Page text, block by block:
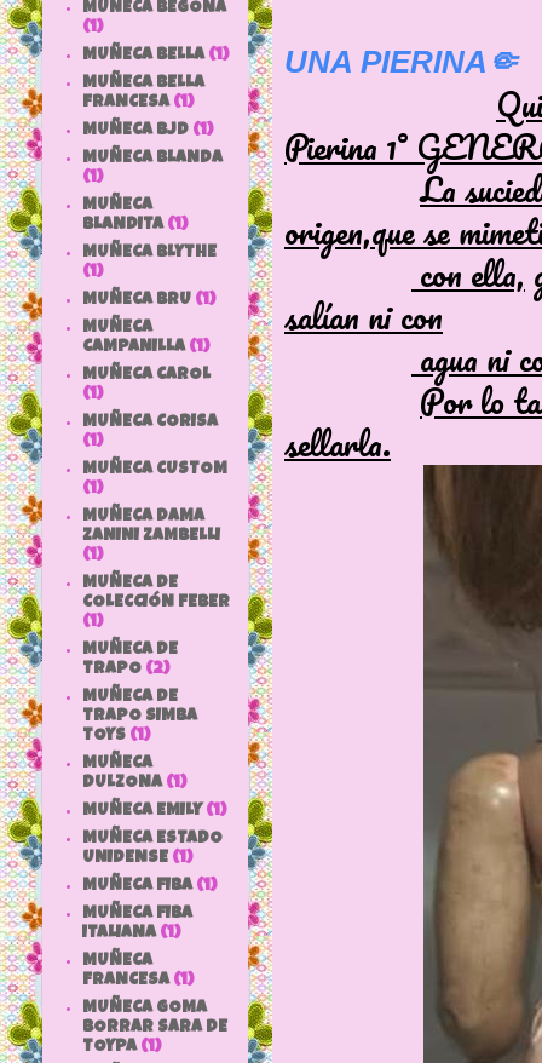
UNA PIERINA🤏
Pierina 1°
La
origen,que se
con ella,
salían ni con
agua ni
Por lo
sellarla.
MUÑECA BEGOÑA
(1)
MUÑECA BELLA (1)
MUÑECA BELLA
FRANCESA (1)
MUÑECA BJD (1)
MUÑECA BLANDA
(1)
MUÑECA
BLANDITA (1)
MUÑECA BLYTHE
(1)
MUÑECA BRU (1)
MUÑECA
CAMPANILLA (1)
MUÑECA CAROL
(1)
MUÑECA CORISA
(1)
MUÑECA CUSTOM
(1)
MUÑECA DAMA
ZANINI ZAMBELLI
(1)
MUÑECA DE
COLECCIÓN FEBER
(1)
MUÑECA DE
TRAPO (2)
MUÑECA DE
TRAPO SIMBA
TOYS (1)
MUÑECA
DULZONA (1)
MUÑECA EMILY (1)
MUÑECA ESTADO
UNIDENSE (1)
MUÑECA FIBA (1)
MUÑECA FIBA
ITALIANA (1)
MUÑECA
FRANCESA (1)
MUÑECA GOMA
BORRAR SARA DE
TOYPA (1)